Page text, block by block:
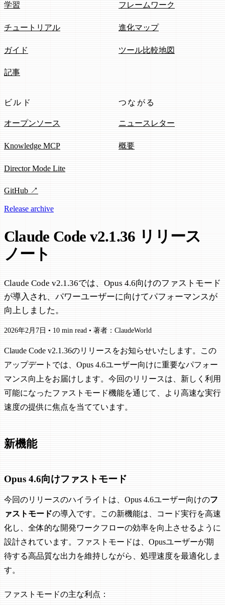
学習
チュートリアル
ガイド
記事
フレームワーク
進化マップ
ツール比較地図
ビルド
オープンソース
Knowledge MCP
Director Mode Lite
GitHub ↗
つながる
ニュースレター
概要
Release archive
Claude Code v2.1.36 リリース
ノート
Claude Code v2.1.36では、Opus 4.6向けのファストモード
が導入され、パワーユーザーに向けてパフォーマンスが
向上しました。
2026年2月7日 • 10 min read • 著者：ClaudeWorld
Claude Code v2.1.36のリリースをお知らせいたします。この
アップデートでは、Opus 4.6ユーザー向けに重要なパフォー
マンス向上をお届けします。今回のリリースは、新しく利用
可能になったファストモード機能を通じて、より高速な実行
速度の提供に焦点を当てています。
新機能
Opus 4.6向けファストモード
今回のリリースのハイライトは、Opus 4.6ユーザー向けのフ
ァストモードの導入です。この新機能は、コード実行を高速
化し、全体的な開発ワークフローの効率を向上させるように
設計されています。ファストモードは、Opusユーザーが期
待する高品質な出力を維持しながら、処理速度を最適化しま
す。
ファストモードの主な利点：